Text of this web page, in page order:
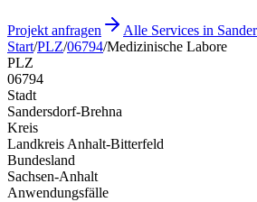
Projekt anfragen
Alle Services in
Start/PLZ/06794/Medizinische Labore
PLZ
06794
Stadt
Sandersdorf-Brehna
Kreis
Landkreis Anhalt-Bitterfeld
Bundesland
Sachsen-Anhalt
Anwendungsfälle